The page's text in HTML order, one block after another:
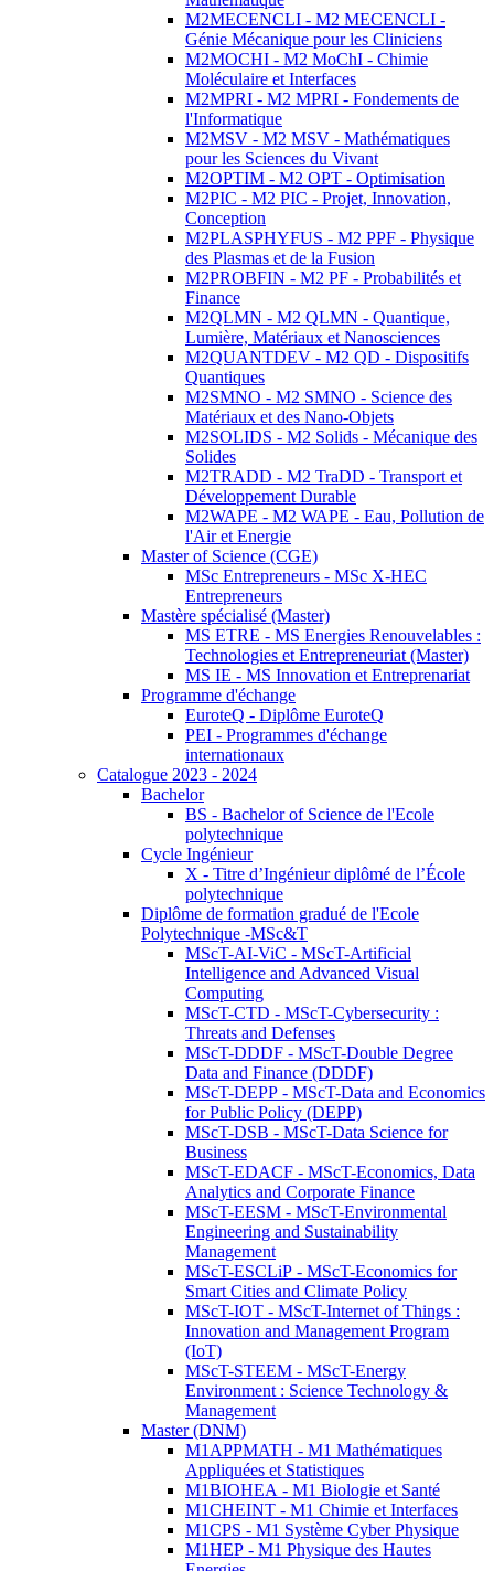
M2MECENCLI - M2 MECENCLI -
Génie Mécanique pour les Cliniciens
M2MOCHI - M2 MoChI - Chimie
Moléculaire et Interfaces
M2MPRI - M2 MPRI - Fondements de
l'Informatique
M2MSV - M2 MSV - Mathématiques
pour les Sciences du Vivant
M2OPTIM - M2 OPT - Optimisation
M2PIC - M2 PIC - Projet, Innovation,
Conception
M2PLASPHYFUS - M2 PPF - Physique
des Plasmas et de la Fusion
M2PROBFIN - M2 PF - Probabilités et
Finance
M2QLMN - M2 QLMN - Quantique,
Lumière, Matériaux et Nanosciences
M2QUANTDEV - M2 QD - Dispositifs
Quantiques
M2SMNO - M2 SMNO - Science des
Matériaux et des Nano-Objets
M2SOLIDS - M2 Solids - Mécanique des
Solides
M2TRADD - M2 TraDD - Transport et
Développement Durable
M2WAPE - M2 WAPE - Eau, Pollution de
l'Air et Energie
Master of Science (CGE)
MSc Entrepreneurs - MSc X-HEC
Entrepreneurs
Mastère spécialisé (Master)
MS ETRE - MS Energies Renouvelables :
Technologies et Entrepreneuriat (Master)
MS IE - MS Innovation et Entreprenariat
Programme d'échange
EuroteQ - Diplôme EuroteQ
PEI - Programmes d'échange
internationaux
Catalogue 2023 - 2024
Bachelor
BS - Bachelor of Science de l'Ecole
polytechnique
Cycle Ingénieur
X - Titre d’Ingénieur diplômé de l’École
polytechnique
Diplôme de formation gradué de l'Ecole
Polytechnique -MSc&T
MScT-AI-ViC - MScT-Artificial
Intelligence and Advanced Visual
Computing
MScT-CTD - MScT-Cybersecurity :
Threats and Defenses
MScT-DDDF - MScT-Double Degree
Data and Finance (DDDF)
MScT-DEPP - MScT-Data and Economics
for Public Policy (DEPP)
MScT-DSB - MScT-Data Science for
Business
MScT-EDACF - MScT-Economics, Data
Analytics and Corporate Finance
MScT-EESM - MScT-Environmental
Engineering and Sustainability
Management
MScT-ESCLiP - MScT-Economics for
Smart Cities and Climate Policy
MScT-IOT - MScT-Internet of Things :
Innovation and Management Program
(IoT)
MScT-STEEM - MScT-Energy
Environment : Science Technology &
Management
Master (DNM)
M1APPMATH - M1 Mathématiques
Appliquées et Statistiques
M1BIOHEA - M1 Biologie et Santé
M1CHEINT - M1 Chimie et Interfaces
M1CPS - M1 Système Cyber Physique
M1HEP - M1 Physique des Hautes